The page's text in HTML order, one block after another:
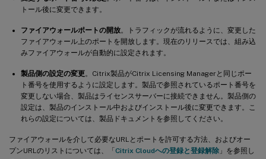
トール後に変更できます。
ファイアウォールポートの開放。トラフィックが流れるように、変更した
ファイアウォール上のポートを開放します。現在のリリースでは、組み込
みファイアウォールが自動的に設定されます。
製品側の設定の変更。Citrix製品がCitrix Licensing Managerと同じポー
ト番号を使用するように設定します。製品で参照されているポート番号を
変更しない場合、製品はライセンスサーバーに接続できません。製品側の
設定は、製品のインストール中およびインストール後に変更できます。こ
れらの設定については、製品ドキュメントを参照してください。
ファイアウォールを介して必要なURLとポートを許可する方法、およびオー
プンURLのリストについては、「Citrix Cloudへの登録と登録解除 」を参照し